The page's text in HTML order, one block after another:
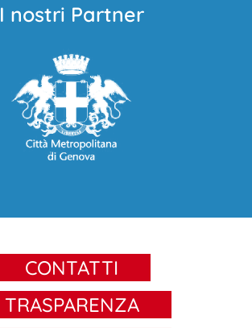
I nostri Partner
CONTATTI
TRASPARENZA